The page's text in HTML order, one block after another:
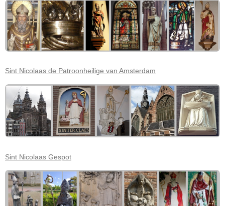
Sint Nicolaas de Patroonheilige van Amsterdam
Sint Nicolaas Gespot